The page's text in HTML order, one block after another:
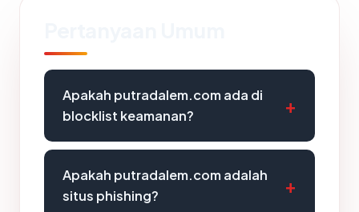
Apakah putradalem.com ada di
blocklist keamanan?
Apakah putradalem.com adalah
situs phishing?